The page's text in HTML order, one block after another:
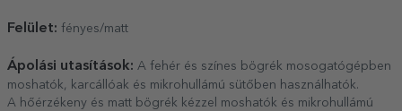
Felület: fényes/matt
Ápolási utasítások: A fehér és színes bögrék mosogatógépben
moshatók, karcállóak és mikrohullámú sütőben használhatók.
A hőérzékeny és matt bögrék kézzel moshatók és mikrohullámú